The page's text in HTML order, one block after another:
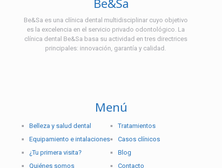
Be&Sa es una clínica dental multidisciplinar cuyo objetivo
es la excelencia en el servicio privado odontológico. La
clínica dental Be&Sa basa su actividad en tres directrices
principales: innovación, garantía y calidad.
Menú
Belleza y salud dental
Equipamiento e intalaciones
¿Tu primera visita?
Quiénes somos
Tratamientos
Casos clínicos
Blog
Contacto